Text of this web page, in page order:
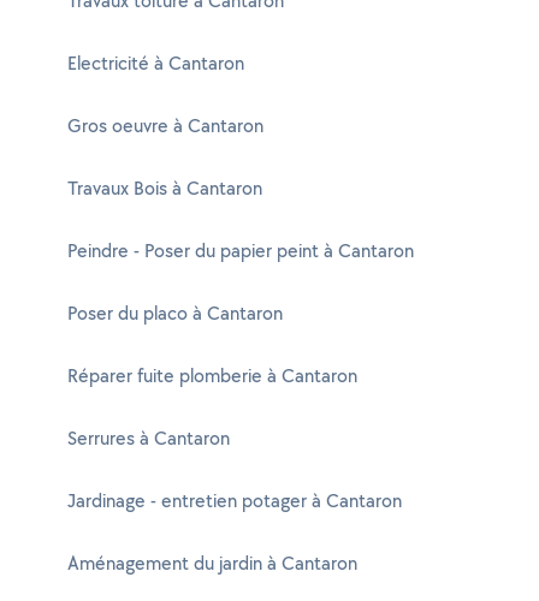
Electricité à Cantaron
Gros oeuvre à Cantaron
Travaux Bois à Cantaron
Peindre - Poser du papier peint à Cantaron
Poser du placo à Cantaron
Réparer fuite plomberie à Cantaron
Serrures à Cantaron
Jardinage - entretien potager à Cantaron
Aménagement du jardin à Cantaron